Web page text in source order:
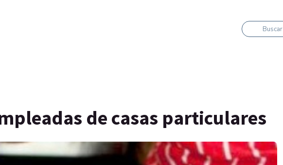
Buscar
de casas particulares